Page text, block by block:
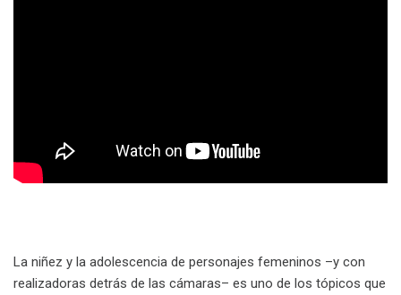
La niñez y la adolescencia de personajes femeninos –y con
realizadoras detrás de las cámaras– es uno de los tópicos que